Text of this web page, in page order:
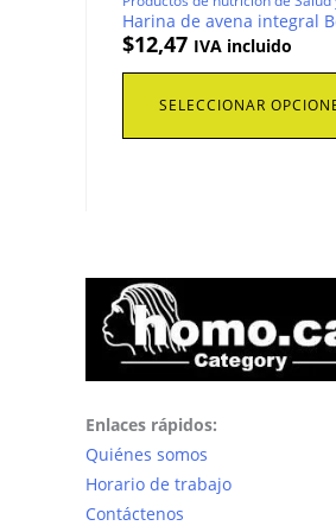
Harina de avena integral
$12,47 IVA incluido
SELECCIONAR
Enlaces rápidos:
Quiénes somos
Horario de trabajo
Contáctenos